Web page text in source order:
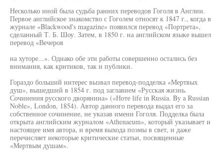
Несколько иной была судьба ранних переводов Гоголя в Англии.
Первое английское знакомство с Гоголем относят к 1847 г., когда в
журнале «Blackwood's magazine» появился перевод «Портрета»,
сделанный Т. Б. Шоу. Затем, в 1850 г. на английском языке вышел
перевод «Вечеров
на хуторе...». Однако обе эти работы совершенно остались без
внимания, как критиков, так и публики.
Гораздо больший интерес вызвал перевод-подделка «Мертвых
душ», вышедший в 1854 г. под заглавием «Русская жизнь.
Сочинения русского дворянина» («Ноте life in Russia. By a Russian
Noble», London, 1854). Автор данного перевода выдал его за
собственное сочинение, не указав имени Гоголя. Подделка была
открыта английским журналом «Athenaeum», который указывает и
настоящее имя автора, и время выхода поэмы в свет, и даже
перечисляет некоторые критические статьи, посвященные
«Мертвым душам».